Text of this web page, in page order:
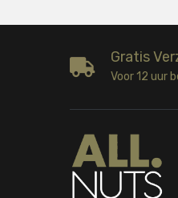
Gratis
Voor 12 uur